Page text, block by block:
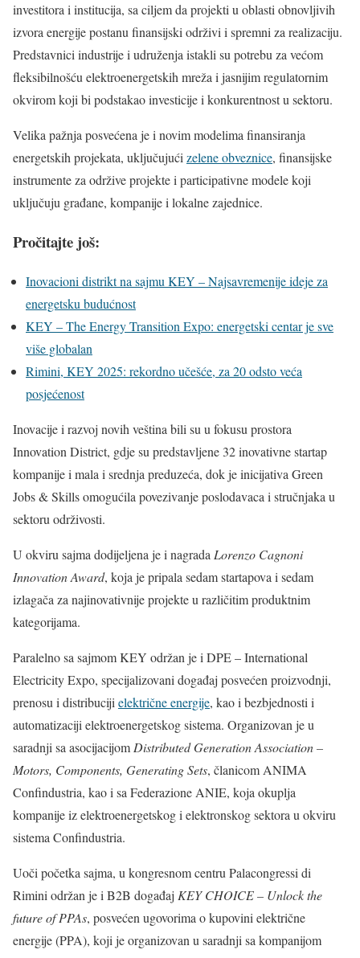
investitora i institucija, sa ciljem da projekti u oblasti obnovljivih
izvora energije postanu finansijski održivi i spremni za realizaciju.
Predstavnici industrije i udruženja istakli su potrebu za većom
fleksibilnošću elektroenergetskih mreža i jasnijim regulatornim
okvirom koji bi podstakao investicije i konkurentnost u sektoru.
Velika pažnja posvećena je i novim modelima finansiranja
energetskih projekata, uključujući zelene obveznice, finansijske
instrumente za održive projekte i participativne modele koji
uključuju građane, kompanije i lokalne zajednice.
Pročitajte još:
Inovacioni distrikt na sajmu KEY – Najsavremenije ideje za
energetsku budućnost
KEY – The Energy Transition Expo: energetski centar je sve
više globalan
Rimini, KEY 2025: rekordno učešće, za 20 odsto veća
posjećenost
Inovacije i razvoj novih veština bili su u fokusu prostora
Innovation District, gdje su predstavljene 32 inovativne startap
kompanije i mala i srednja preduzeća, dok je inicijativa Green
Jobs & Skills omogućila povezivanje poslodavaca i stručnjaka u
sektoru održivosti.
U okviru sajma dodijeljena je i nagrada Lorenzo Cagnoni
Innovation Award, koja je pripala sedam startapova i sedam
izlagača za najinovativnije projekte u različitim produktnim
kategorijama.
Paralelno sa sajmom KEY održan je i DPE – International
Electricity Expo, specijalizovani događaj posvećen proizvodnji,
prenosu i distribuciji električne energije, kao i bezbjednosti i
automatizaciji elektroenergetskog sistema. Organizovan je u
saradnji sa asocijacijom Distributed Generation Association –
Motors, Components, Generating Sets, članicom ANIMA
Confindustria, kao i sa Federazione ANIE, koja okuplja
kompanije iz elektroenergetskog i elektronskog sektora u okviru
sistema Confindustria.
Uoči početka sajma, u kongresnom centru Palacongressi di
Rimini održan je i B2B događaj KEY CHOICE – Unlock the
future of PPAs, posvećen ugovorima o kupovini električne
energije (PPA), koji je organizovan u saradnji sa kompanijom